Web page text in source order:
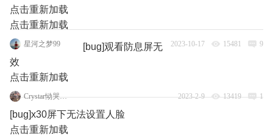
点击重新加载
点击重新加载
星河之梦99 2023-10-17 15481 9
[bug]观看防息屏无
效
点击重新加载
Crystar恸哭之星777 2023-2-9 13419 1
[bug]x30屏下无法设置人脸
点击重新加载